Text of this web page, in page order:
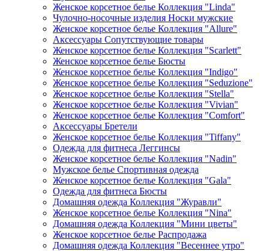
Женское корсетное белье Коллекция "Linda"
Чулочно-носочные изделия Носки мужские
Женское корсетное белье Коллекция "Allure"
Аксессуары Сопутствующие товары
Женское корсетное белье Коллекция "Scarlett"
Женское корсетное белье Бюсты
Женское корсетное белье Коллекция "Indigo"
Женское корсетное белье Коллекция "Seduzione"
Женское корсетное белье Коллекция "Stella"
Женское корсетное белье Коллекция "Vivian"
Женское корсетное белье Коллекция "Comfort"
Аксессуары Бретели
Женское корсетное белье Коллекция "Tiffany"
Одежда для фитнеса Леггинсы
Женское корсетное белье Коллекция "Nadin"
Мужское белье Спортивная одежда
Женское корсетное белье Коллекция "Gala"
Одежда для фитнеса Бюсты
Домашняя одежда Коллекция "Журавли"
Женское корсетное белье Коллекция "Nina"
Домашняя одежда Коллекция "Мини цветы"
Женское корсетное белье Распродажа
Домашняя одежда Коллекция "Весеннее утро"